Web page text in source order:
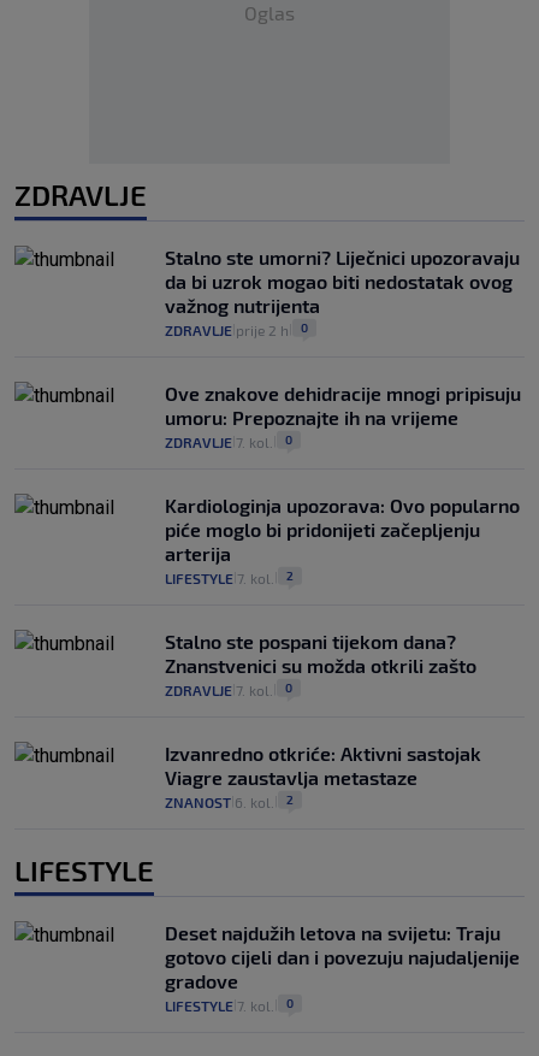
Oglas
ZDRAVLJE
Stalno ste umorni? Liječnici upozoravaju
da bi uzrok mogao biti nedostatak ovog
važnog nutrijenta
ZDRAVLJE prije 2 h 0
Ove znakove dehidracije mnogi pripisuju
umoru: Prepoznajte ih na vrijeme
ZDRAVLJE 7. kol. 0
Kardiologinja upozorava: Ovo popularno
piće moglo bi pridonijeti začepljenju
arterija
LIFESTYLE 7. kol. 2
Stalno ste pospani tijekom dana?
Znanstvenici su možda otkrili zašto
ZDRAVLJE 7. kol. 0
Izvanredno otkriće: Aktivni sastojak
Viagre zaustavlja metastaze
ZNANOST 6. kol. 2
LIFESTYLE
Deset najdužih letova na svijetu: Traju
gotovo cijeli dan i povezuju najudaljenije
gradove
LIFESTYLE 7. kol. 0